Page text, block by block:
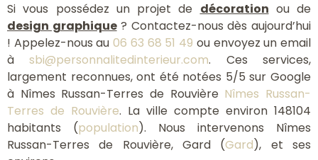
Si vous possédez un projet de décoration ou de
design graphique? Contactez-nous dès aujourd’hui
! Appelez-nous au06 63 68 51 49 ou envoyez un email
àsbi@personnalitedinterieur.com. Ces services,
largement reconnues, ont été notées 5/5 sur Google
à Nîmes Russan-Terres de Rouvière Nîmes Russan-
Terres de Rouvière. La ville compte environ 148104
habitants (population). Nous intervenons Nîmes
Russan-Terres de Rouvière, Gard (Gard), et ses